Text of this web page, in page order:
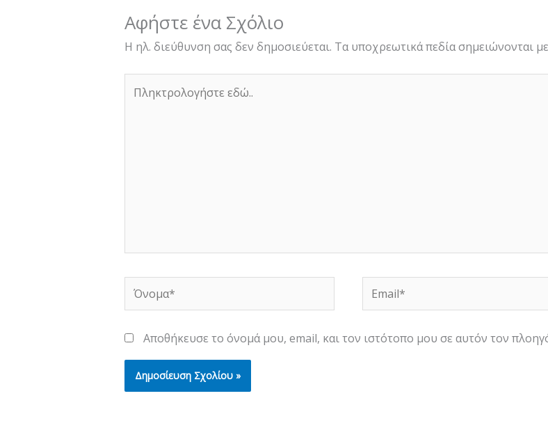
Αφήστε ένα Σχόλιο
Η ηλ. διεύθυνση σας δεν δημοσιεύεται. Τα υποχρεωτικά πεδία σημειώνονται με
Όνομα* Email*
Αποθήκευσε το όνομά μου, email, και τον ιστότοπο μου σε αυτόν τον